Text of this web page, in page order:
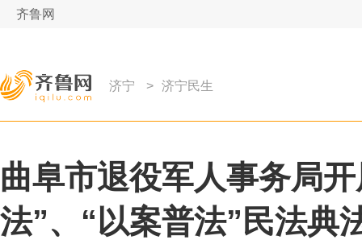
齐鲁网
济宁 > 济宁民生
曲阜市退役军人事务局
法”、“以案普法”民法典